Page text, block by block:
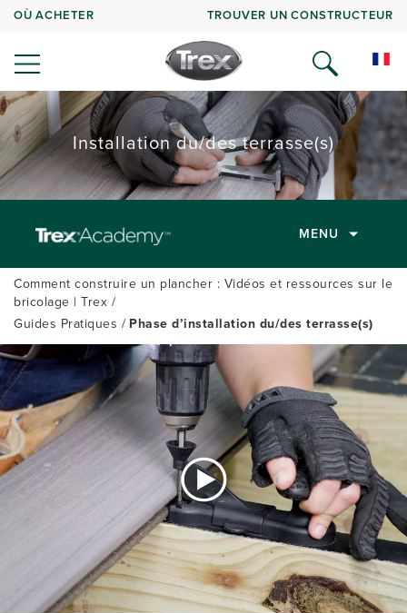
OÙ ACHETER TROUVER UN CONSTRUCTEUR
Installation du/des terrasse(s)
MENU
Comment construire un plancher : Vidéos et ressources sur le
bricolage | Trex
Guides Pratiques
Phase d’installation du/des terrasse(s)